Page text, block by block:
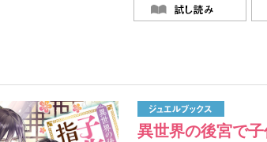
異世界の後宮で